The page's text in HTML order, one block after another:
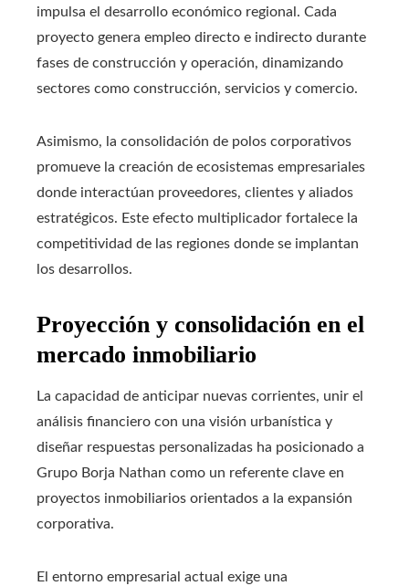
impulsa el desarrollo económico regional. Cada
proyecto genera empleo directo e indirecto durante
fases de construcción y operación, dinamizando
sectores como construcción, servicios y comercio.
Asimismo, la consolidación de polos corporativos
promueve la creación de ecosistemas empresariales
donde interactúan proveedores, clientes y aliados
estratégicos. Este efecto multiplicador fortalece la
competitividad de las regiones donde se implantan
los desarrollos.
Proyección y consolidación en el
mercado inmobiliario
La capacidad de anticipar nuevas corrientes, unir el
análisis financiero con una visión urbanística y
diseñar respuestas personalizadas ha posicionado a
Grupo Borja Nathan como un referente clave en
proyectos inmobiliarios orientados a la expansión
corporativa.
El entorno empresarial actual exige una